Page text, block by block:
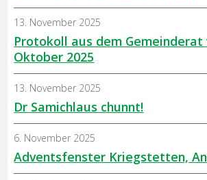
Protokoll aus dem Gemeinderat
Oktober 2025
13. November 2025
Dr Samichlaus chunnt!
13. November 2025
Adventsfenster Kriegstetten,
6. November 2025